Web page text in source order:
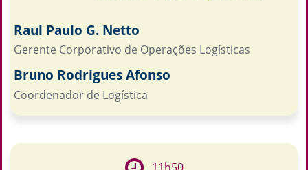
Raul Paulo G. Netto
Gerente Corporativo de Operações Logísticas
Bruno Rodrigues Afonso
Coordenador de Logística